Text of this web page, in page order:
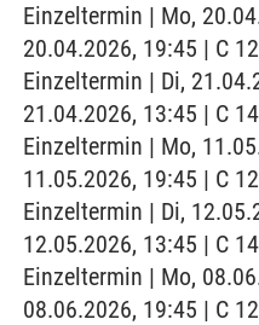
Einzeltermin | Mo,
20.04.2026, 19:45 | C
Einzeltermin | Di,
21.04.2026, 13:45 | C
Einzeltermin | Mo,
11.05.2026, 19:45 | C
Einzeltermin | Di,
12.05.2026, 13:45 | C
Einzeltermin | Mo,
08.06.2026, 19:45 | C